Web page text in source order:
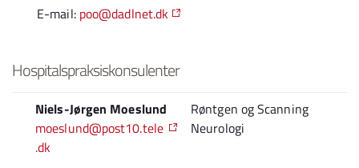
E-mail: poo@dadlnet.dk
Hospitalspraksiskonsulenter
Niels-Jørgen Moeslund
moeslund@post10.tele
.dk
Røntgen og Scanning
Neurologi